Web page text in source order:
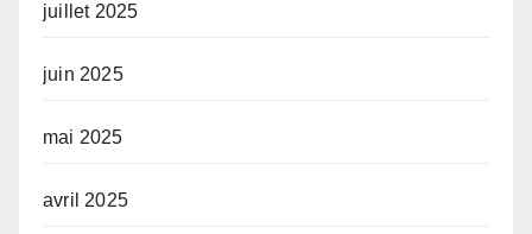
juillet 2025
juin 2025
mai 2025
avril 2025